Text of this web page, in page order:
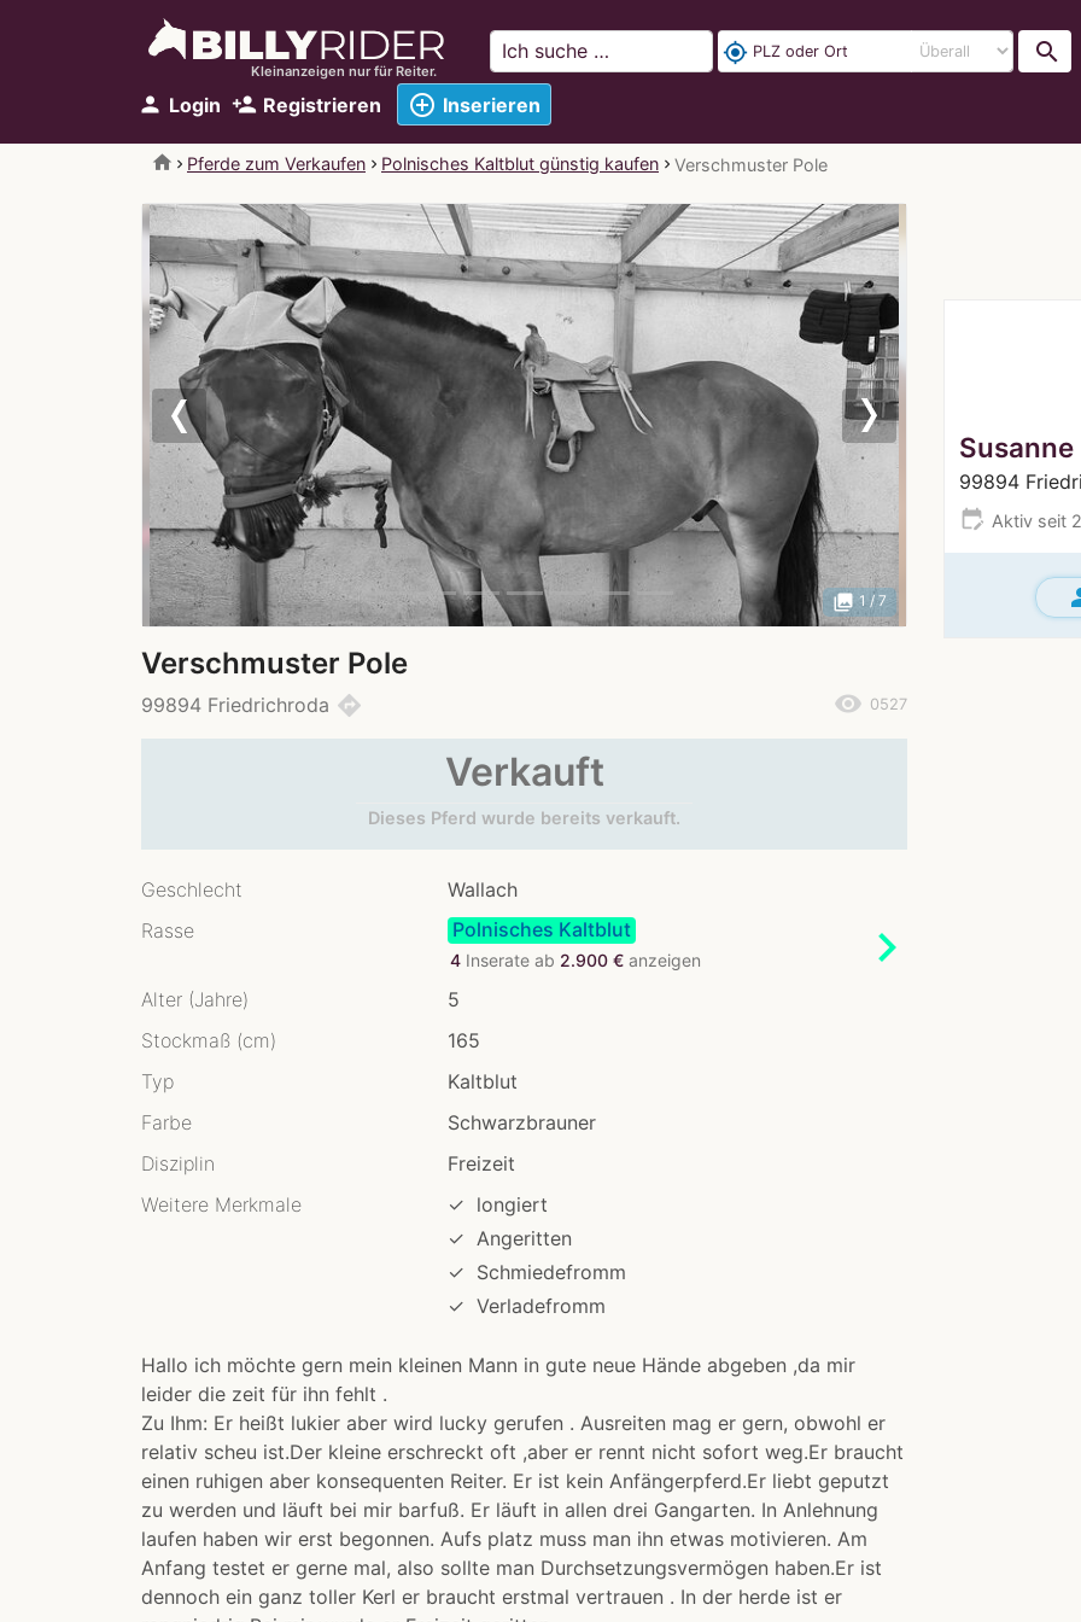
Kleinanzeigen nur für Reiter.
person Login person_add Registrieren add_circle_outline Inserieren
my_location search
home Pferde zum Verkaufen Polnisches Kaltblut günstig kaufen Verschmuster Pole
99894
edit_calendar Aktiv seit
Previous Next
photo_library 1 / 7
Verschmuster Pole
99894 Friedrichroda directions remove_red_eye 0527
Verkauft
Dieses Pferd wurde bereits verkauft.
Geschlecht
Wallach
Rasse
Polnisches Kaltblut
4 Inserate ab 2.900 € anzeigen chevron_right
Alter (Jahre)
5
Stockmaß (cm)
165
Typ
Kaltblut
Farbe
Schwarzbrauner
Disziplin
Freizeit
Weitere Merkmale
✓ longiert
✓ Angeritten
✓ Schmiedefromm
✓ Verladefromm
Hallo ich möchte gern mein kleinen Mann in gute neue Hände abgeben ,da mir
leider die zeit für ihn fehlt .
Zu Ihm: Er heißt lukier aber wird lucky gerufen . Ausreiten mag er gern, obwohl er
relativ scheu ist.Der kleine erschreckt oft ,aber er rennt nicht sofort weg.Er braucht
einen ruhigen aber konsequenten Reiter. Er ist kein Anfängerpferd.Er liebt geputzt
zu werden und läuft bei mir barfuß. Er läuft in allen drei Gangarten. In Anlehnung
laufen haben wir erst begonnen. Aufs platz muss man ihn etwas motivieren. Am
Anfang testet er gerne mal, also sollte man Durchsetzungsvermögen haben.Er ist
dennoch ein ganz toller Kerl er braucht erstmal vertrauen . In der herde ist er